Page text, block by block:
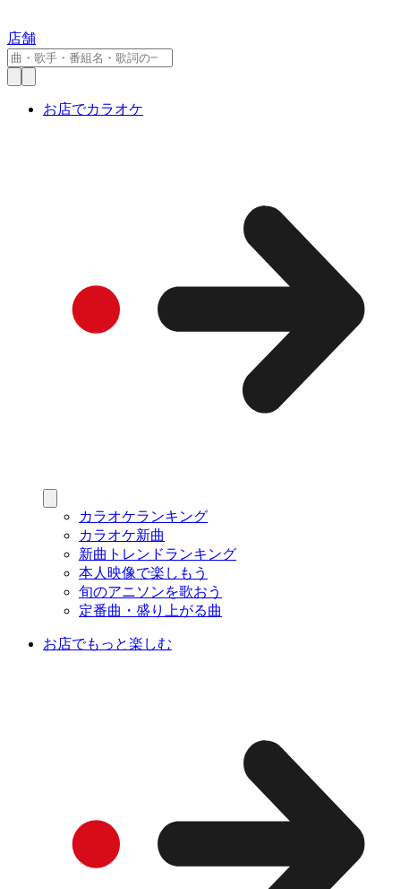
店舗
お店でカラオケ
カラオケランキング
カラオケ新曲
新曲トレンドランキング
本人映像で楽しもう
旬のアニソンを歌おう
定番曲・盛り上がる曲
お店でもっと楽しむ